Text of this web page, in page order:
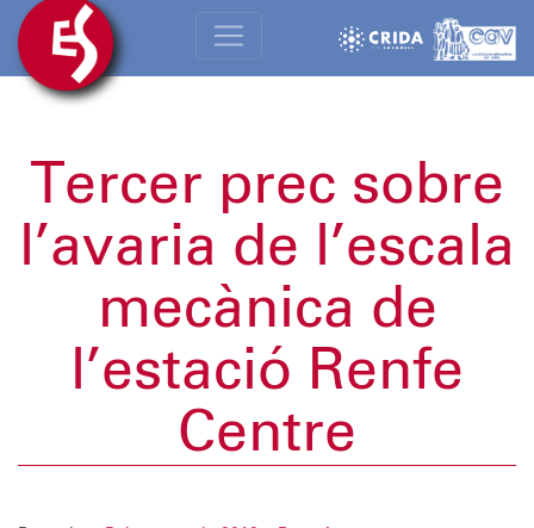
Tercer prec sobre
l’avaria de l’escala
mecànica de
l’estació Renfe
Centre